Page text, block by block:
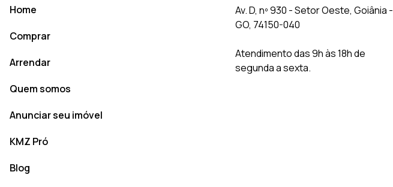
Home
Comprar
Arrendar
Quem somos
Anunciar seu imóvel
KMZ Pró
Blog
Av. D, nº 930 - Setor Oeste, Goiânia -
GO, 74150-040
Atendimento das 9h às 18h de
segunda a sexta.